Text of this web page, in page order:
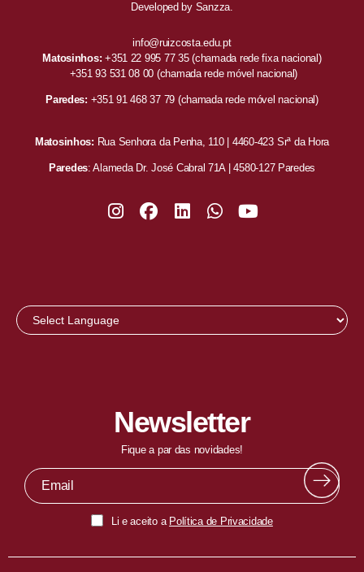
Developed by Sanzza.
info@ruizcosta.edu.pt
Matosinhos: +351 22 995 77 35(chamada rede fixa nacional)
+351 93 531 08 00 (chamada rede móvel nacional)
Paredes: +351 91 468 37 79 (chamada rede móvel nacional)
Matosinhos: Rua Senhora da Penha, 110 | 4460-423 Srª da Hora
Paredes: Alameda Dr. José Cabral 71A | 4580-127 Paredes
Newsletter
Fique a par das novidades!
Li e aceito a Política de Privacidade